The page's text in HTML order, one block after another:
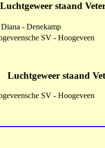
Luchtgeweer staand
- Denekamp
SV - Hoogeveen
Luchtgeweer staand
SV - Hoogeveen